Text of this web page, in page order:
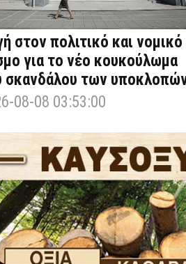
στον πολιτικό και νομικό
για το νέο κουκούλωμα
σκανδάλου των
08-08 03:53:00